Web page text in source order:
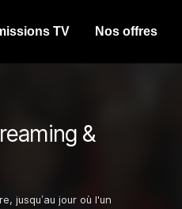
TV Nos offres
&
jusqu’au jour où l'un